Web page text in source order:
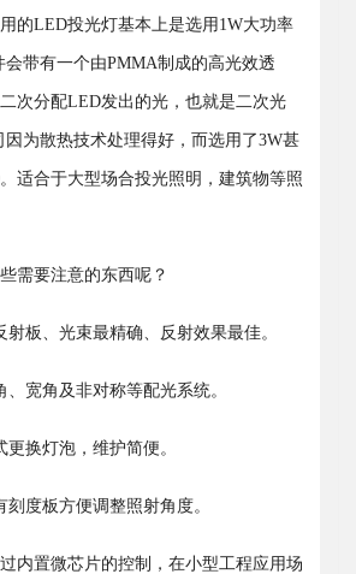
LED投光灯基本上是选用1W大功率
带有一个由PMMA制成的高光效透
次分配LED发出的光，也就是二次光
为散热技术处理得好，而选用了3W甚
适合于大型场合投光照明，建筑物等照
要注意的东西呢？
板、光束最精确、反射效果最佳。
宽角及非对称等配光系统。
换灯泡，维护简便。
度板方便调整照射角度。
置微芯片的控制，在小型工程应用场